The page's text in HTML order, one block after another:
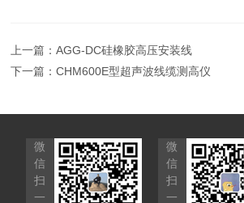
上一篇：AGG-DC硅橡胶高压安装线
下一篇：CHM600E型超声波线缆测高仪
微
信
扫
一
微
信
扫
一